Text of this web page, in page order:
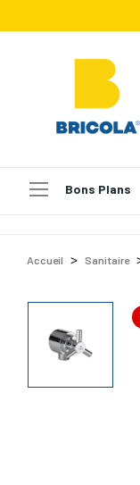
Bons Plans
Accueil Sanitaire